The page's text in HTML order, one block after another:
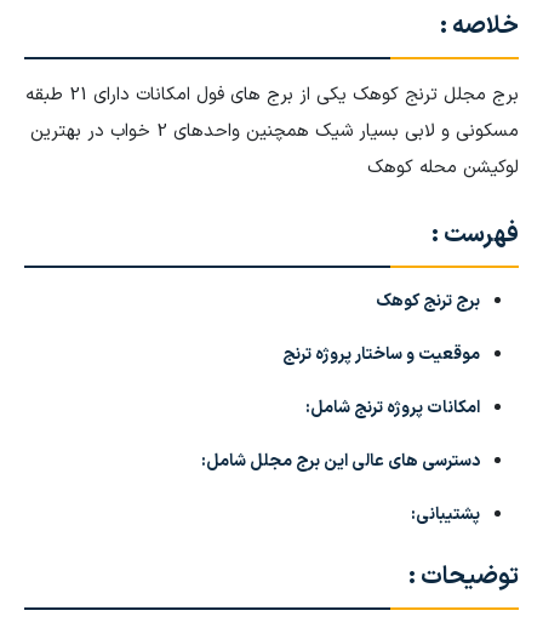
خلاصه :
برج مجلل ترنج کوهک یکی از برج های فول امکانات دارای 21 طبقه
مسکونی و لابی بسیار شیک همچنین واحدهای 2 خواب در بهترین
لوکیشن محله کوهک
فهرست :
برج ترنج کوهک
موقعیت و ساختار پروژه ترنج
امکانات پروژه ترنج شامل:
دسترسی های عالی این برج مجلل شامل:
پشتیبانی:
توضیحات :